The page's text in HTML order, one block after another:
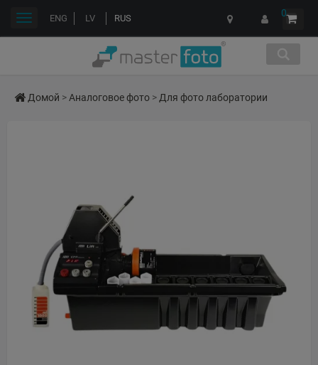
ENG LV RUS 0
Переключить
Домой >Аналоговое фото >Для фото лаборатории